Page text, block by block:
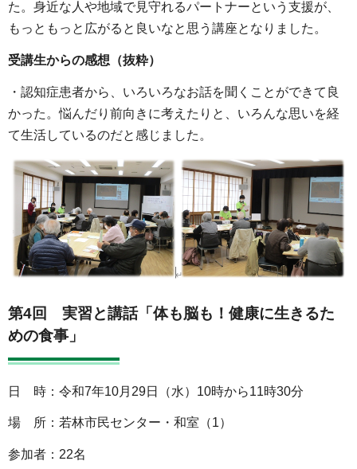
た。身近な人や地域で見守れるパートナーという支援が、
もっともっと広がると良いなと思う講座となりました。
受講生からの感想（抜粋）
・認知症患者から、いろいろなお話を聞くことができて良
かった。悩んだり前向きに考えたりと、いろんな思いを経
て生活しているのだと感じました。
第4回 実習と講話「体も脳も！健康に生きるた
めの食事」
日 時：令和7年10月29日（水）10時から11時30分
場 所：若林市民センター・和室（1）
参加者：22名